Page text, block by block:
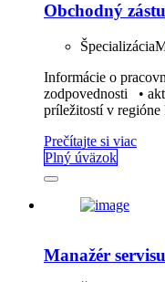
Obchodný
Špecializácia
Informácie o
zodpovednosti •
príležitostí v regióne
Prečítajte si viac
Plný úväzok
Manažér